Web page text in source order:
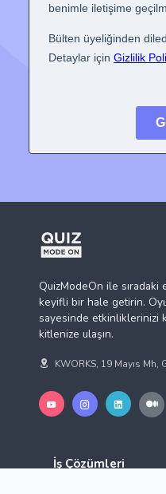
QuizModeOn ile
keyifli bir hale getirin.
sayesinde etkinliklerinizi
kitlenize ulaşın.
KWORKS, 19 Mayıs
İş Çözümleri